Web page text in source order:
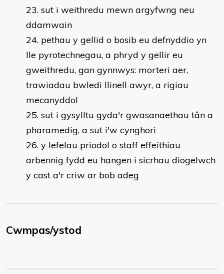
sut i weithredu mewn argyfwng neu
ddamwain
pethau y gellid o bosib eu defnyddio yn
lle pyrotechnegau, a phryd y gellir eu
gweithredu, gan gynnwys: morteri aer,
trawiadau bwledi llinell awyr, a rigiau
mecanyddol
sut i gysylltu gyda'r gwasanaethau tân a
pharamedig, a sut i'w cynghori
y lefelau priodol o staff effeithiau
arbennig fydd eu hangen i sicrhau diogelwch
y cast a'r criw ar bob adeg
Cwmpas/ystod